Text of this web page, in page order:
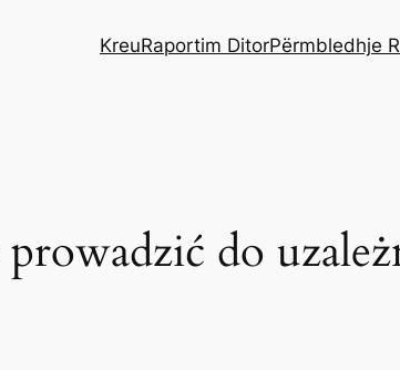
KreuRaportim DitorPërmbledhje
do